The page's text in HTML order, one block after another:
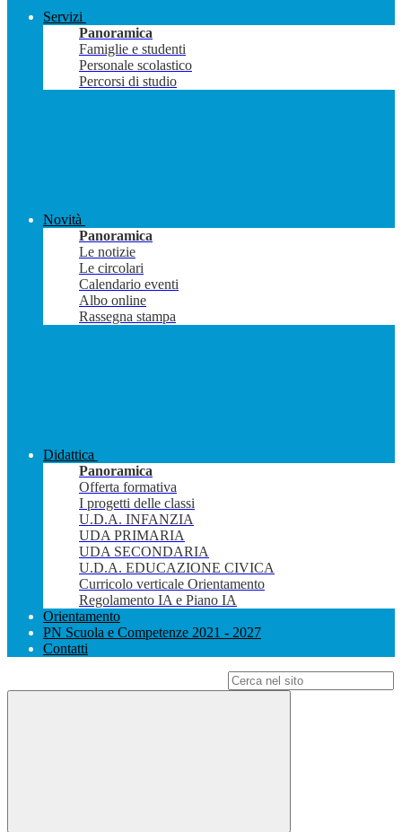
Servizi
Panoramica
Famiglie e studenti
Personale scolastico
Percorsi di studio
Novità
Panoramica
Le notizie
Le circolari
Calendario eventi
Albo online
Rassegna stampa
Didattica
Panoramica
Offerta formativa
I progetti delle classi
U.D.A. INFANZIA
UDA PRIMARIA
UDA SECONDARIA
U.D.A. EDUCAZIONE CIVICA
Curricolo verticale Orientamento
Regolamento IA e Piano IA
Orientamento
PN Scuola e Competenze 2021 - 2027
Contatti